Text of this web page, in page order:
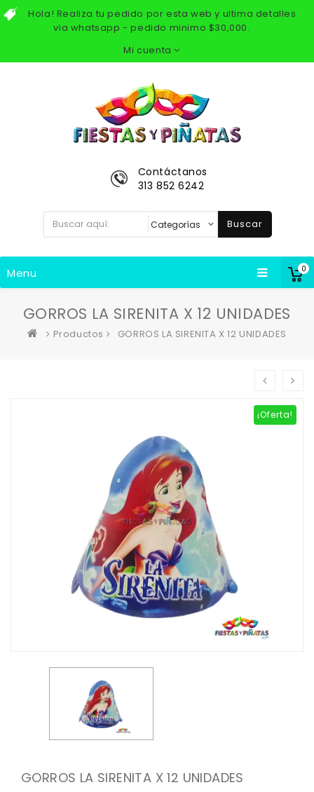
Hola! Realiza tu pedido por esta web y ultima detalles
via whatsapp - pedido minimo $30,000.
Mi cuenta
0
Contáctanos
313 852 6242
Buscar
Menu
GORROS LA SIRENITA X 12 UNIDADES
Productos GORROS LA SIRENITA X 12 UNIDADES
¡Oferta!
GORROS LA SIRENITA X 12 UNIDADES